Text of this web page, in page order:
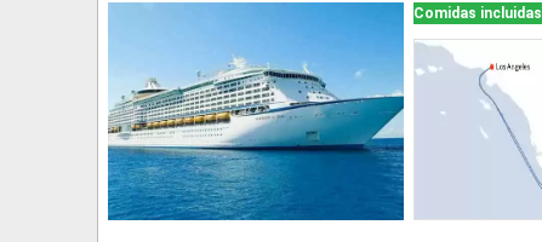
Comidas incluidas